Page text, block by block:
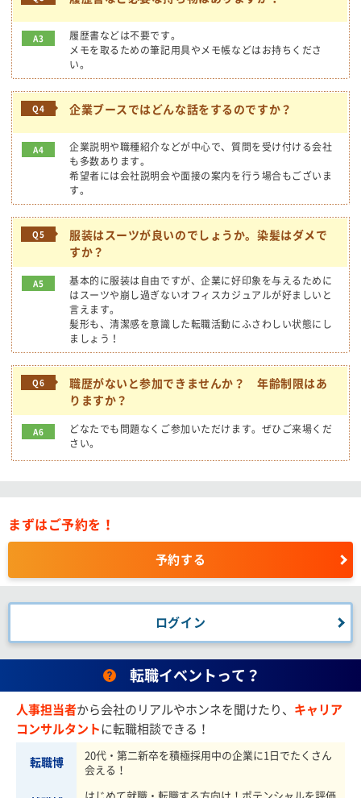
A3
履歴書などは不要です。
メモを取るための筆記用具やメモ帳などはお持ちくださ
い。
Q4 企業ブースではどんな話をするのですか？
A4
企業説明や職種紹介などが中心で、質問を受け付ける会社
も多数あります。
希望者には会社説明会や面接の案内を行う場合もございま
す。
Q5
服装はスーツが良いのでしょうか。染髪はダメで
すか？
A5
基本的に服装は自由ですが、企業に好印象を与えるために
はスーツや崩し過ぎないオフィスカジュアルが好ましいと
言えます。
髪形も、清潔感を意識した転職活動にふさわしい状態にし
ましょう！
Q6
職歴がないと参加できませんか？ 年齢制限はあ
りますか？
A6
どなたでも問題なくご参加いただけます。ぜひご来場くだ
さい。
まずはご予約を！
予約する
ログイン
転職イベントって？
人事担当者から会社のリアルやホンネを聞けたり、 キャリア
コンサルタントに転職相談できる！
転職博
20代・第二新卒を積極採用中の企業に1日でたくさん
会える！